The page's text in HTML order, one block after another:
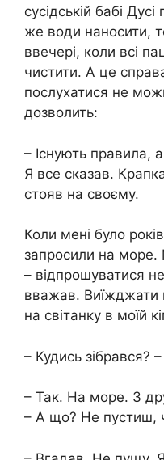
сусідській бабі
же води наносити,
ввечері, коли всі
чистити. А це
послухатися не
дозволить:
– Існують правила,
Я все сказав.
стояв на своєму.
Коли мені було
запросили на море.
– відпрошуватися
вважав. Виїжджати
на світанку в моїй
– Кудись зібрався?
– Так. На море. З
– А що? Не пустиш,